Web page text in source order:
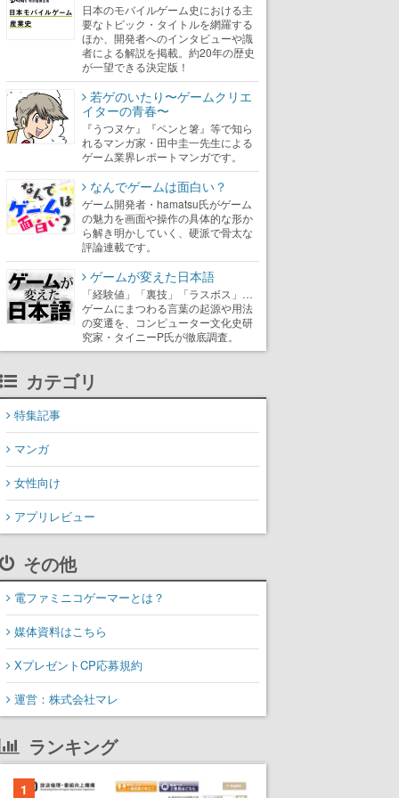
日本のモバイルゲーム史における主
要なトピック・タイトルを網羅する
ほか、開発者へのインタビューや識
者による解説を掲載。約20年の歴史
が一望できる決定版！
若ゲのいたり〜ゲームクリエ
イターの青春〜
『うつヌケ』『ペンと箸』等で知ら
れるマンガ家・田中圭一先生による
ゲーム業界レポートマンガです。
なんでゲームは面白い？
ゲーム開発者・hamatsu氏がゲーム
の魅力を画面や操作の具体的な形か
ら解き明かしていく、硬派で骨太な
評論連載です。
ゲームが変えた日本語
「経験値」「裏技」「ラスボス」…
ゲームにまつわる言葉の起源や用法
の変遷を、コンピューター文化史研
究家・タイニーP氏が徹底調査。
カテゴリ
特集記事
マンガ
女性向け
アプリレビュー
その他
電ファミニコゲーマーとは？
媒体資料はこちら
XプレゼントCP応募規約
運営：株式会社マレ
ランキング
1